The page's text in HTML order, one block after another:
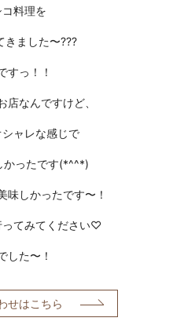
コ料理を
きました〜???
すっ！！
店なんですけど、
ャレな感じで
かったです(*^^*)
味しかったです〜！
ってみてください♡
した〜！
せはこちら